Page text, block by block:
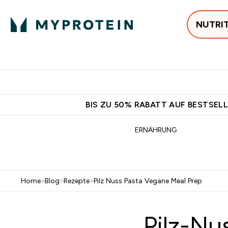
BIS ZU 50% RABATT AUF
ERNÄHRUNG
Home>Blog>Rezepte>Pilz Nuss Pasta Vegane Meal Prep